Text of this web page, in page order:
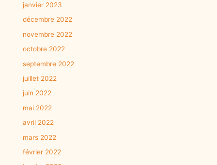
janvier 2023
décembre 2022
novembre 2022
octobre 2022
septembre 2022
juillet 2022
juin 2022
mai 2022
avril 2022
mars 2022
février 2022